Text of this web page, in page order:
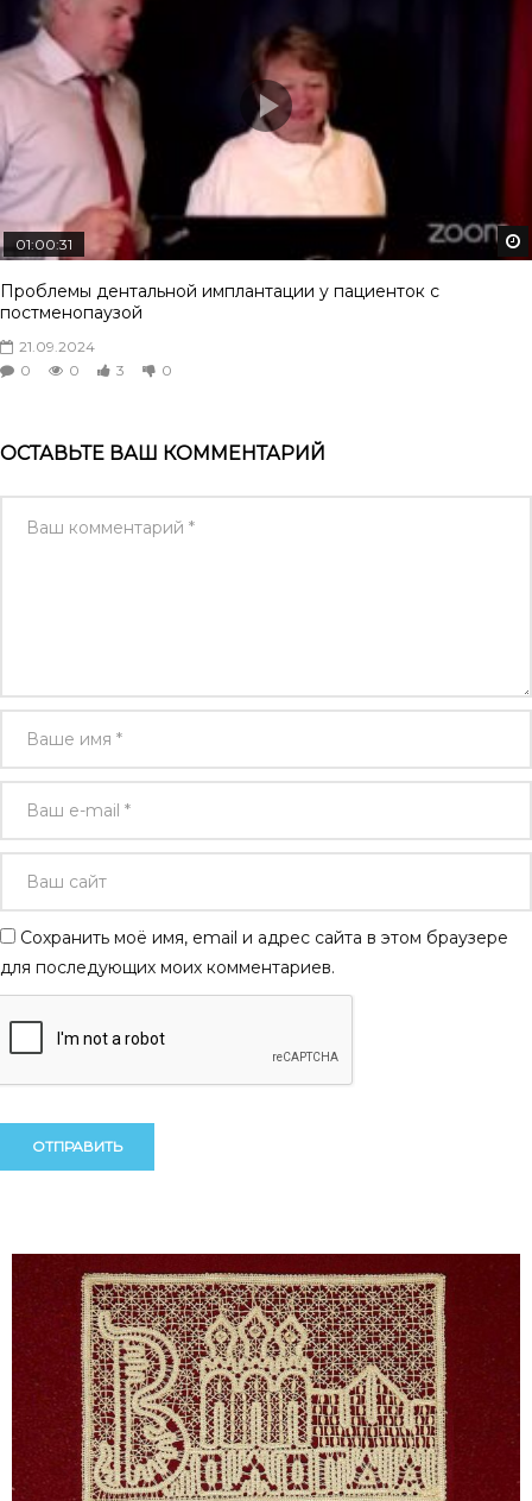
01:00:31
Проблемы дентальной имплантации у пациенток с
постменопаузой
21.09.2024
0
0 3 0
ОСТАВЬТЕ ВАШ КОММЕНТАРИЙ
Сохранить моё имя, email и адрес сайта в этом браузере
для последующих моих комментариев.